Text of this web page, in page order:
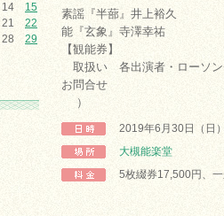
素謡『半蔀』井上裕久
能『玄象』寺澤幸祐
【観能券】
取扱い 各出演者・ローソン
お問合せ
）
2019年6月30日（日
大槻能楽堂
5枚綴券17,500円、
14
15
21
22
28
29